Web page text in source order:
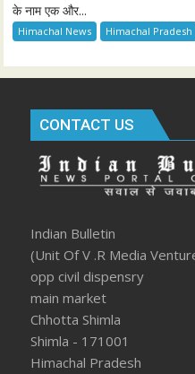
के नाम एक और...
Himachal News Himachal Pradesh
CONTACT US
Indian Bulletin
(Unit Of V .R Media
opp civil dispensry
main market
Chhotta Shimla
Shimla - 171001
Himachal Pradesh